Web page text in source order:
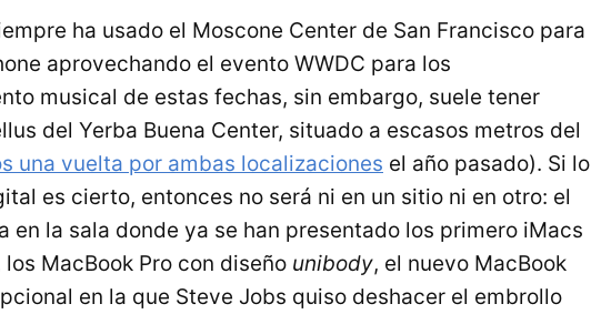
ha usado el Moscone Center de San Francisco para
aprovechando el evento WWDC para los
musical de estas fechas, sin embargo, suele tener
del Yerba Buena Center, situado a escasos metros del
una vuelta por ambas localizaciones el año pasado). Si lo
es cierto, entonces no será ni en un sitio ni en otro: el
en la sala donde ya se han presentado los primero iMacs
MacBook Pro con diseño unibody, el nuevo MacBook
en la que Steve Jobs quiso deshacer el embrollo